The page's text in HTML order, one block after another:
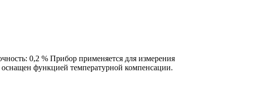
0,2 % Прибор применяется для измерения
функцией температурной компенсации.